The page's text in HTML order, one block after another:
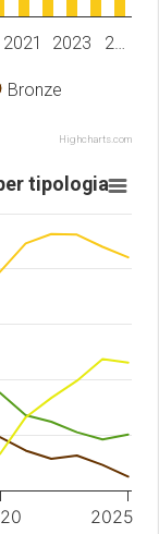
Bronze
2021 2023 2…
Highcharts.com
tipologia
2025